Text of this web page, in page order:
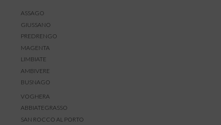
ASSAGO
GIUSSANO
PREDRENGO
MAGENTA
LIMBIATE
AMBIVERE
BUSNAGO
VOGHERA
ABBIATEGRASSO
SAN ROCCO AL PORTO